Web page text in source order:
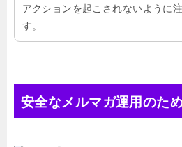
アクションを起こされないように
す。
安全なメルマガ運用のた